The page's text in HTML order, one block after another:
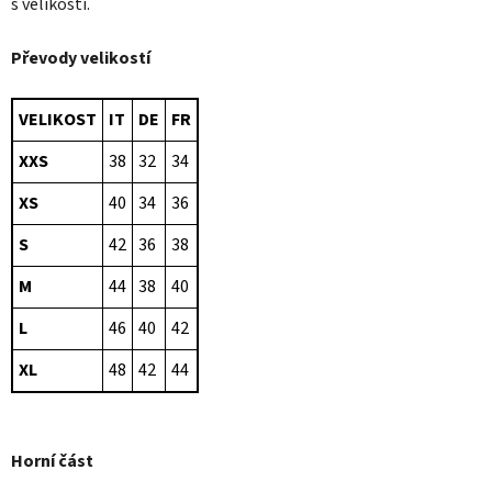
Převody velikostí
VELIKOST IT DE FR
XXS
38 32
34
XS
40 34
36
S
42 36
38
M
44 38
40
L
46 40
42
XL
48 42 44
Horní část